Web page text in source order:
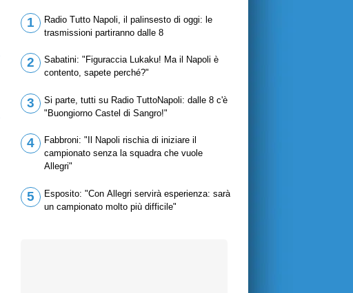
1
Radio Tutto Napoli, il palinsesto di oggi: le
trasmissioni partiranno dalle 8
2
Sabatini: "Figuraccia Lukaku! Ma il Napoli è
contento, sapete perché?"
3
Si parte, tutti su Radio TuttoNapoli: dalle 8 c'è
"Buongiorno Castel di Sangro!"
4
Fabbroni: "Il Napoli rischia di iniziare il
campionato senza la squadra che vuole
Allegri"
5
Esposito: "Con Allegri servirà esperienza: sarà
un campionato molto più difficile"